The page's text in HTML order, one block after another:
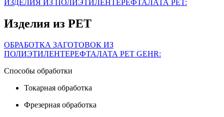
ИЗДЕЛИЯ ИЗ ПОЛИЭТИЛЕНТЕРЕФТАЛАТА PET:
Изделия из PET
ОБРАБОТКА ЗАГОТОВОК ИЗ
ПОЛИЭТИЛЕНТЕРЕФТАЛАТА PET GEHR:
Способы обработки
Токарная обработка
Фрезерная обработка